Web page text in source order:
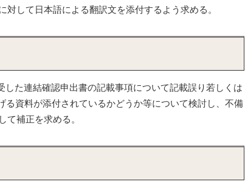
して日本語による翻訳文を添付するよう求める。
た連結確認申出書の記載事項について記載誤り若しくは
資料が添付されているかどうか等について検討し、不備
補正を求める。